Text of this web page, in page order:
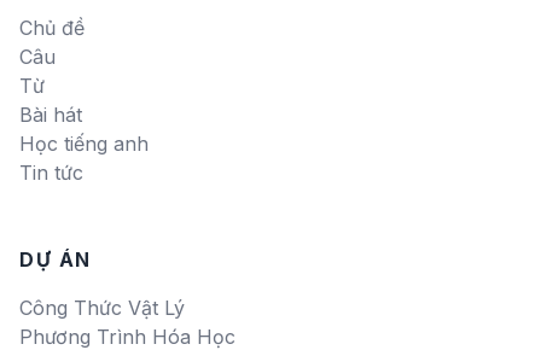
Chủ đề
Câu
Từ
Bài hát
Học tiếng anh
Tin tức
DỰ ÁN
Công Thức Vật Lý
Phương Trình Hóa Học